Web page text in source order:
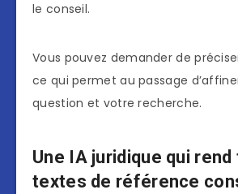
le conseil.
Vous pouvez demander de
ce qui permet au passage
question et votre recherche.
Une IA juridique qui
textes de référence